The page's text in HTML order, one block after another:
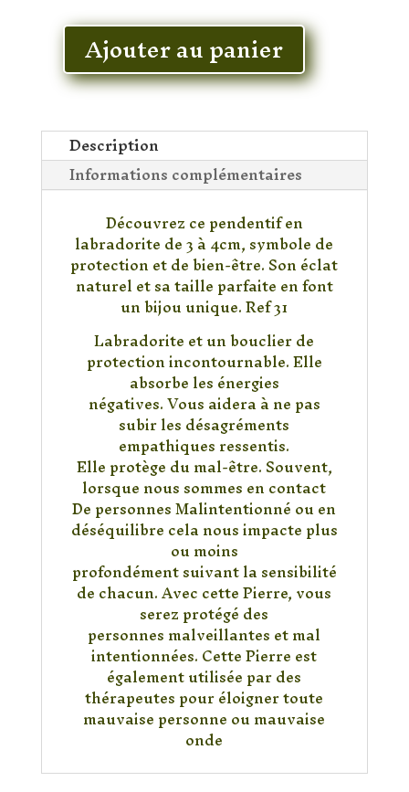
En stock
quantité
Pendentif
Ajouter au panier
Description
Informations complémentaires
Découvrez ce pendentif en
labradorite de 3 à 4cm, symbole de
protection et de bien-être. Son éclat
naturel et sa taille parfaite en font
un bijou unique. Ref 31
Labradorite et un bouclier de
protection incontournable. Elle
absorbe les énergies
négatives. Vous aidera à ne pas
subir les désagréments
empathiques ressentis.
Elle protège du mal-être. Souvent,
lorsque nous sommes en contact
De personnes Malintentionné ou en
déséquilibre cela nous impacte plus
ou moins
profondément suivant la sensibilité
de chacun. Avec cette Pierre, vous
serez protégé des
personnes malveillantes et mal
intentionnées. Cette Pierre est
également utilisée par des
thérapeutes pour éloigner toute
mauvaise personne ou mauvaise
onde